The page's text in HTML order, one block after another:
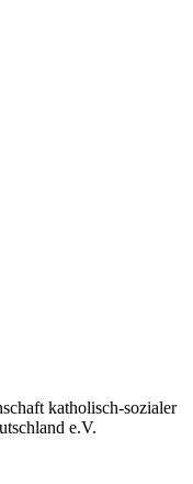
katholisch-sozialer
e.V.